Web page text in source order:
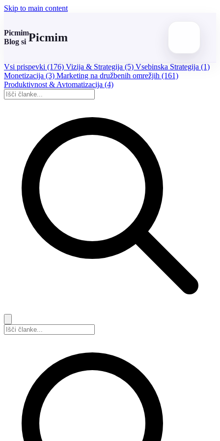
Skip to main content
Picmim
Blog si Picmim
Vsi prispevki (176) Vizija & Strategija (5) Vsebinska Strategija (1)
Monetizacija (3) Marketing na družbenih omrežjih (161)
Produktivnost & Avtomatizacija (4)